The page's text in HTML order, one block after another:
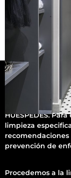
Nuestro interés
también
HUÉSPEDES.
limpieza
prevención de
Procedemos a la